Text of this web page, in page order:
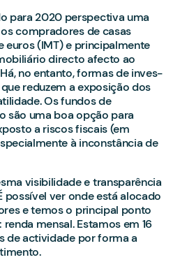
para 2020 perspectiva uma
compradores de casas
euros (IMT) e principalmente
directo afecto ao
no entanto, formas de inves-
reduzem a exposição dos
Os fundos de
são uma boa opção para
a riscos fiscais (em
à inconstância de
visibilidade e transparência
ver onde está alocado
e temos o principal ponto
mensal. Estamos em 16
de actividade por forma a